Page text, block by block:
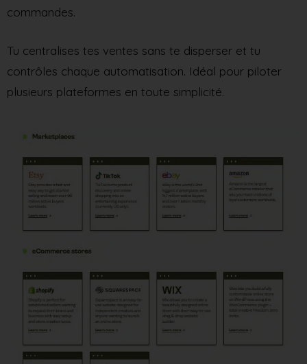
commandes.
Tu centralises tes ventes sans te disperser et tu
contrôles chaque automatisation. Idéal pour piloter
plusieurs plateformes en toute simplicité.